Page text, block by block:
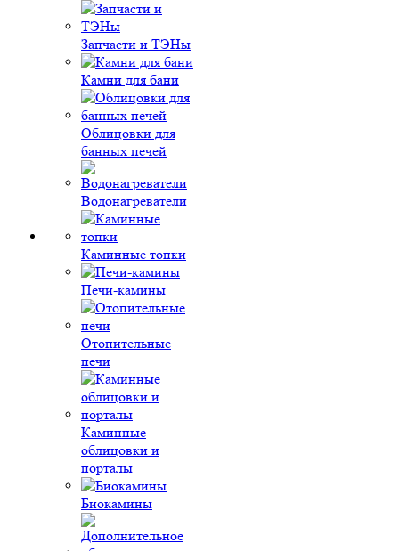
Запчасти и ТЭНы
Камни для бани
Облицовки для
банных печей
Водонагреватели
Каминные топки
Печи-камины
Отопительные
печи
Каминные
облицовки и
порталы
Биокамины